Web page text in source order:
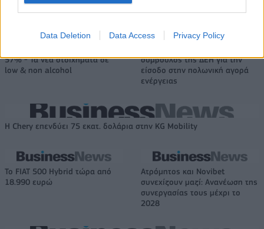
Data Deletion Data Access Privacy Policy
Β.Σ. Καρούλιας: Τζίρος 98,7
57% - Τα νέα στοιχήματα σε
low & non alcohol
Deloitte Ελλάδος:
σύμβουλος της ΔΕΗ για την
είσοδο στην πολωνική αγορά
ενέργειας
Η Chery επενδύει 75 εκατ. δολάρια στην KG Mobility
Το FIAT 500 Hybrid τώρα από
18.990 ευρώ
Ατρόμητος και Novibet
συνεχίζουν μαζί: Ανανέωση της
συνεργασίας τους μέχρι το
2028